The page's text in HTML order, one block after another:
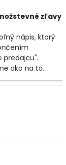
zľavy
nápis, ktorý
predajcu".
ako na to.